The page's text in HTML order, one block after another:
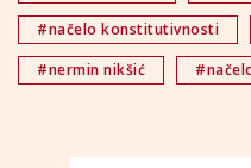
#načelo konstitutivnosti
#nermin nikšić